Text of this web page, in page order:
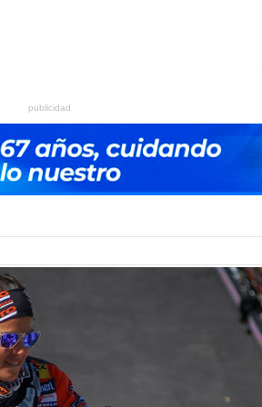
publicidad